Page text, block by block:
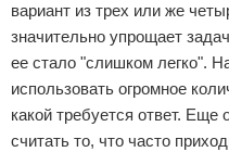
вариант из трех или же
значительно упрощает
ее стало "слишком легко".
использовать огромное
какой требуется ответ.
считать то, что часто